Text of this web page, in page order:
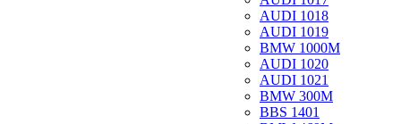
AUDI 1018
AUDI 1019
BMW 1000M
AUDI 1020
AUDI 1021
BMW 300M
BBS 1401